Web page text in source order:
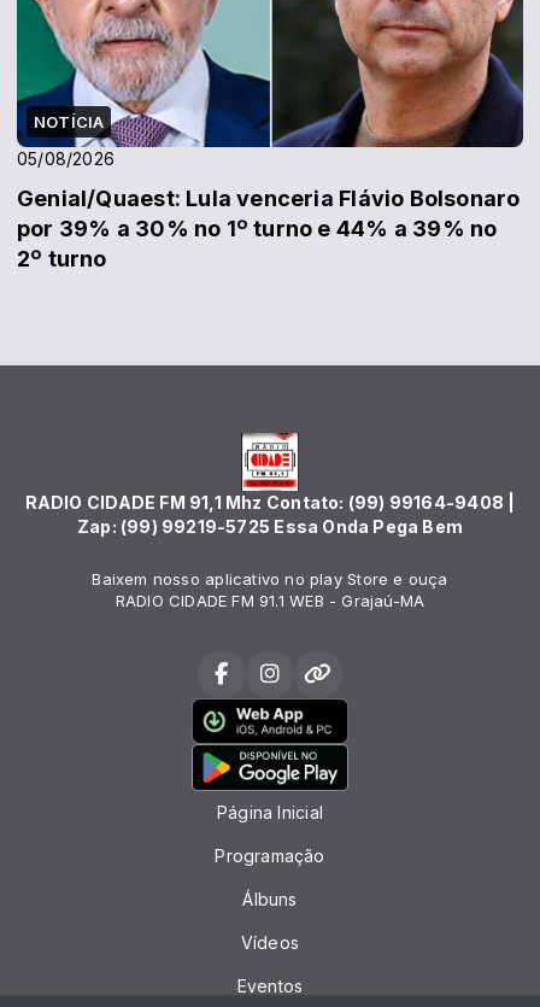
NOTÍCIA
05/08/2026
Genial/Quaest: Lula venceria Flávio Bolsonaro
por 39% a 30% no 1º turno e 44% a 39% no
2º turno
RADIO CIDADE FM 91,1 Mhz Contato: (99) 99164-9408 |
Zap: (99) 99219-5725 Essa Onda Pega Bem
Baixem nosso aplicativo no play Store e ouça
RADIO CIDADE FM 91.1 WEB - Grajaú-MA
Página Inicial
Programação
Álbuns
Vídeos
Eventos